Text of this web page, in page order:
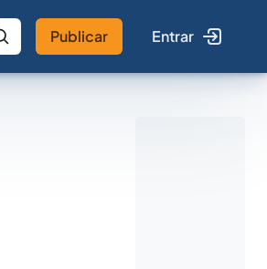
Publicar Entrar